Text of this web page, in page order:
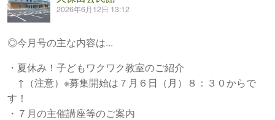
2026年6月12日 13:12
◎今月号の主な内容は...
・夏休み！子どもワクワク教室のご紹介
↑（注意）※募集開始は７月６日（月）８：３０からで
す！
・７月の主催講座等のご案内